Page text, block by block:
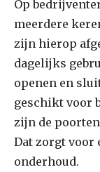
Op
meerdere
zijn hierop
dagelijks
openen en
geschikt voor
zijn de
Dat zorgt voor
onderhoud.